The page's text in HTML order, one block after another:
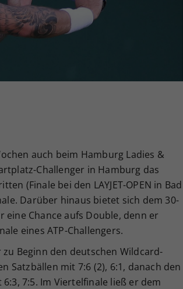
auch beim Hamburg Ladies &
Challenger in Hamburg das
(Finale bei den LAYJET-OPEN in Bad
Darüber hinaus bietet sich dem 30-
Chance aufs Double, denn er
eines ATP-Challengers.
zu Beginn den deutschen Wildcard-
Satzbällen mit 7:6 (2), 6:1, danach den
7:5. Im Viertelfinale ließ er dem
Ihrer vorgenommen Einstellungen, falls der
Webseiten-Betreiber dies eingestellt hat.